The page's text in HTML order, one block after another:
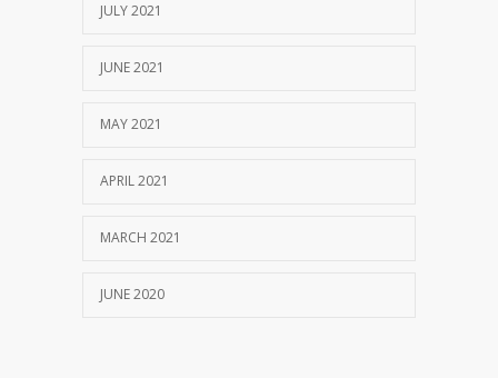
JULY 2021
JUNE 2021
MAY 2021
APRIL 2021
MARCH 2021
JUNE 2020